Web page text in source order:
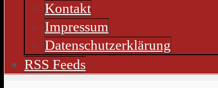
Kontakt
Impressum
Datenschutzerklärung
RSS Feeds